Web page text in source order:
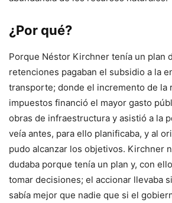
¿Por qué?
Porque Néstor Kirchner tenía un plan
retenciones pagaban el subsidio a la
transporte; donde el incremento de la
impuestos financió el mayor gasto
obras de infraestructura y asistió a la
veía antes, para ello planificaba, y al
pudo alcanzar los objetivos. Kirchner
dudaba porque tenía un plan y, con
tomar decisiones; el accionar llevaba
sabía mejor que nadie que si el